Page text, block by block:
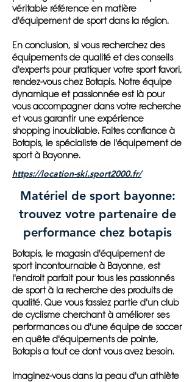
véritable référence en matière
d'équipement de sport dans la région.
En conclusion, si vous recherchez des
équipements de qualité et des conseils
d'experts pour pratiquer votre sport favori,
rendez-vous chez Botapis. Notre équipe
dynamique et passionnée est là pour
vous accompagner dans votre recherche
et vous garantir une expérience
shopping inoubliable. Faites confiance à
Botapis, le spécialiste de l'équipement de
sport à Bayonne.
https://location-ski.sport2000.fr/
Matériel de sport bayonne:
trouvez votre partenaire de
performance chez botapis
Botapis, le magasin d'équipement de
sport incontournable à Bayonne, est
l'endroit parfait pour tous les passionnés
de sport à la recherche des produits de
qualité. Que vous fassiez partie d'un club
de cyclisme cherchant à améliorer ses
performances ou d'une équipe de soccer
en quête d'équipements de pointe,
Botapis a tout ce dont vous avez besoin.
Imaginez-vous dans la peau d'un athlète